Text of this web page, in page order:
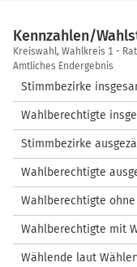
Kennzahlen/
Kennzahlen/
Kreiswahl, Wahlkreis 1 -
Amtliches Endergebnis
Stimmbezirke
Wahlberechtigte
Stimmbezirke
Wahlberechtigte
Wahlberechtigte
Wahlberechtigte mit
Wählende laut